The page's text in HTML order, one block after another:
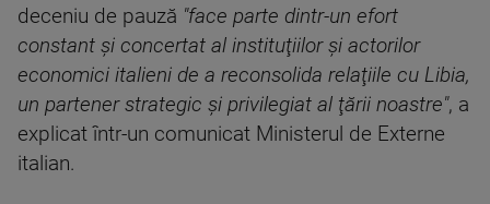
deceniu de pauză "face parte dintr-un efort
constant şi concertat al instituţiilor şi actorilor
economici italieni de a reconsolida relaţiile cu Libia,
un partener strategic şi privilegiat al ţării noastre", a
explicat într-un comunicat Ministerul de Externe
italian.